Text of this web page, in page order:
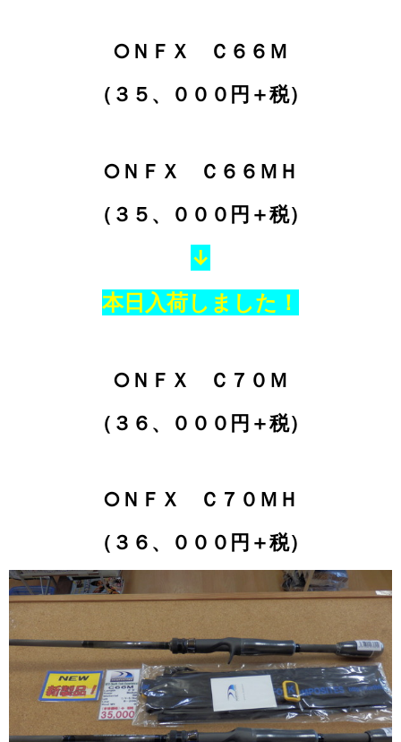
○ＮＦＸ Ｃ６６Ｍ
（３５、０００円＋税）
○ＮＦＸ Ｃ６６ＭＨ
（３５、０００円＋税）
↓
本日入荷しました！
○ＮＦＸ Ｃ７０Ｍ
（３６、０００円＋税）
○ＮＦＸ Ｃ７０ＭＨ
（３６、０００円＋税）